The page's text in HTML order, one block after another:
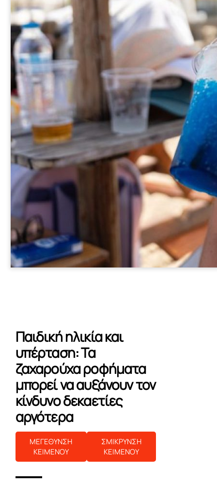
Παιδική ηλικία και
υπέρταση: Τα
ζαχαρούχα ροφήματα
μπορεί να αυξάνουν τον
κίνδυνο δεκαετίες
αργότερα
ΜΕΓΕΘΥΝΣΗ
ΚΕΙΜΕΝΟΥ
ΣΜΙΚΡΥΝΣΗ
ΚΕΙΜΕΝΟΥ